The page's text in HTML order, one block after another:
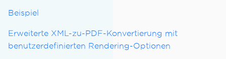
Beispiel
Erweiterte XML-zu-PDF-Konvertierung mit
benutzerdefinierten Rendering-Optionen